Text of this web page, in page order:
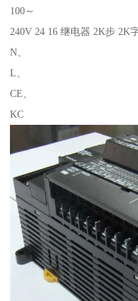
100～
240V 24 16 继电器 2K步 2K
N、
L、
CE、
KC